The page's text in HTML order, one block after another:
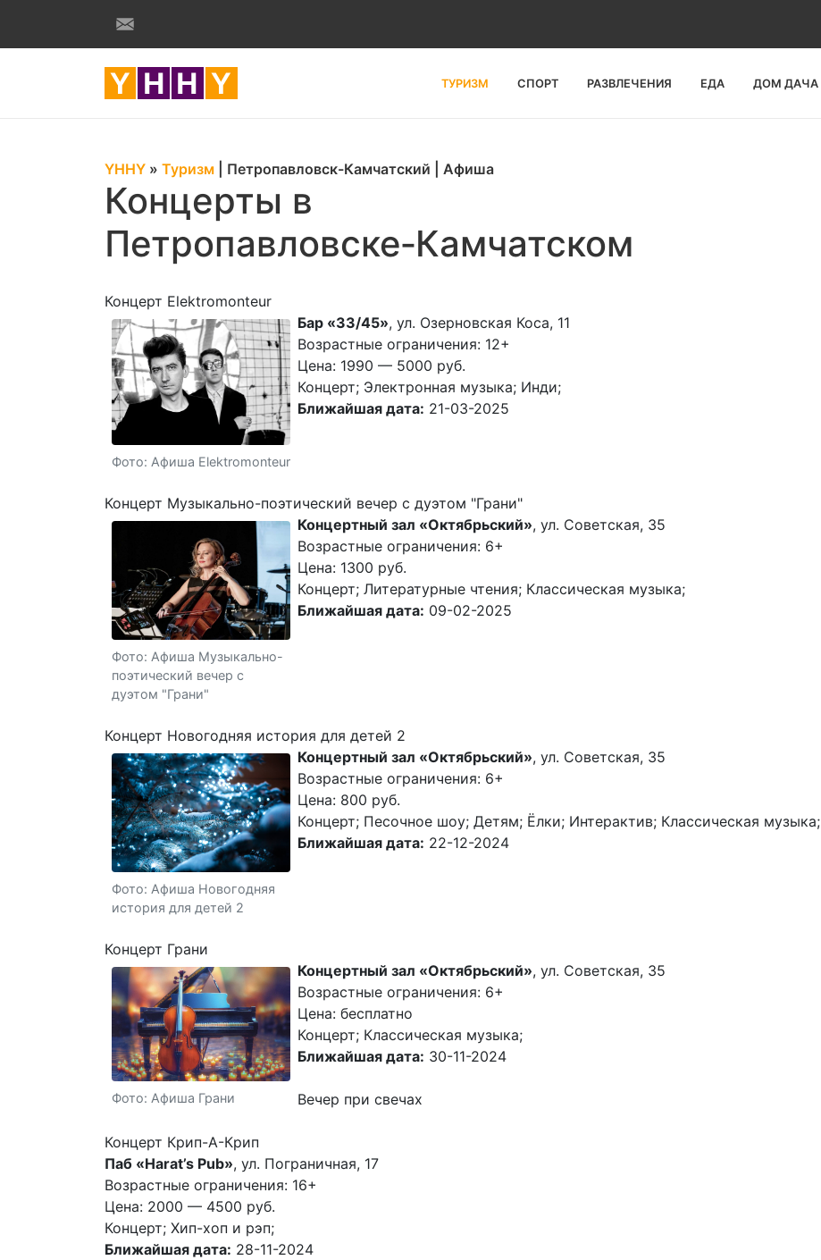
ТУРИЗМ СПОРТ РАЗВЛЕЧЕНИЯ ЕДА ДОМ ДАЧА
YHHY » Туризм Петропавловск-Камчатский Афиша
Концерты в
Петропавловске‑Камчатском
Концерт Elektromonteur
Фото: Афиша Elektromonteur
Бар «33/45», ул. Озерновская Коса, 11
Возрастные ограничения: 12+
Цена: 1990 — 5000 руб.
Концерт; Электронная музыка; Инди;
Ближайшая дата: 21-03-2025
Концерт Музыкально-поэтический вечер с дуэтом "Грани"
Фото: Афиша Музыкально-
поэтический вечер с
дуэтом "Грани"
Концертный зал «Октябрьский», ул. Советская, 35
Возрастные ограничения: 6+
Цена: 1300 руб.
Концерт; Литературные чтения; Классическая музыка;
Ближайшая дата: 09-02-2025
Концерт Новогодняя история для детей 2
Фото: Афиша Новогодняя
история для детей 2
Концертный зал «Октябрьский», ул. Советская, 35
Возрастные ограничения: 6+
Цена: 800 руб.
Концерт; Песочное шоу; Детям; Ёлки; Интерактив; Классическая музыка;
Ближайшая дата: 22-12-2024
Концерт Грани
Фото: Афиша Грани
Концертный зал «Октябрьский», ул. Советская, 35
Возрастные ограничения: 6+
Цена: бесплатно
Концерт; Классическая музыка;
Ближайшая дата: 30-11-2024
Вечер при свечах
Концерт Крип-А-Крип
Паб «Harat’s Pub», ул. Пограничная, 17
Возрастные ограничения: 16+
Цена: 2000 — 4500 руб.
Концерт; Хип-хоп и рэп;
Ближайшая дата: 28-11-2024